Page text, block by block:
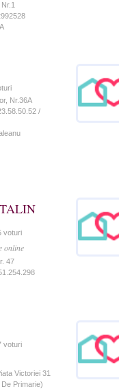
Nr.36A
/
voturi
online
47
voturi
Victoriei 31
Primarie)